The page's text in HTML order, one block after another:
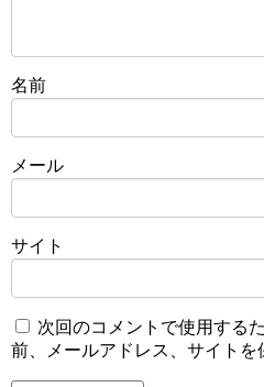
名前
メール
サイト
次回のコメントで使用する
前、メールアドレス、サイトを